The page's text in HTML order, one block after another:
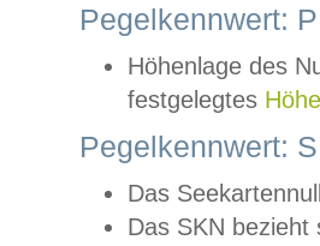
Pegelkennwert:
Höhenlage des
festgelegtes
Pegelkennwert:
Das
Das SKN